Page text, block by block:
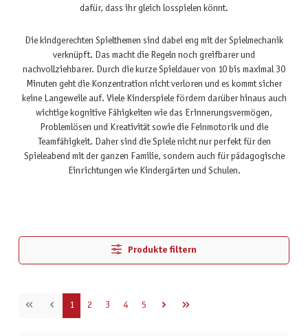
dafür, dass ihr gleich losspielen könnt.
Die kindgerechten Spielthemen sind dabei eng mit der Spielmechanik
verknüpft. Das macht die Regeln noch greifbarer und
nachvollziehbarer. Durch die kurze Spieldauer von 10 bis maximal 30
Minuten geht die Konzentration nicht verloren und es kommt sicher
keine Langeweile auf. Viele Kinderspiele fördern darüber hinaus auch
wichtige kognitive Fähigkeiten wie das Erinnerungsvermögen,
Problemlösen und Kreativität sowie die Feinmotorik und die
Teamfähigkeit. Daher sind die Spiele nicht nur perfekt für den
Spieleabend mit der ganzen Familie, sondern auch für pädagogische
Einrichtungen wie Kindergärten und Schulen.
Produkte filtern
Seite
1 Seite
2 Seite
3 Seite
4 Seite
5